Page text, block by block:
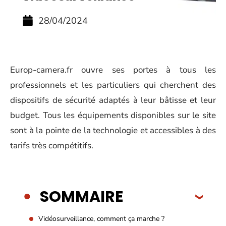
28/04/2024
Europ-camera.fr ouvre ses portes à tous les
professionnels et les particuliers qui cherchent des
dispositifs de sécurité adaptés à leur bâtisse et leur
budget. Tous les équipements disponibles sur le site
sont à la pointe de la technologie et accessibles à des
tarifs très compétitifs.
SOMMAIRE
Vidéosurveillance, comment ça marche ?